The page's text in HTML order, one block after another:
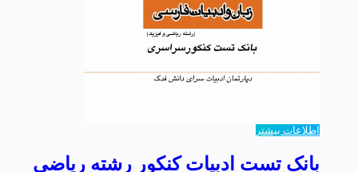
اطلاعات بیشتر
بانک تست ادبیات کنکور رشته ریاضی